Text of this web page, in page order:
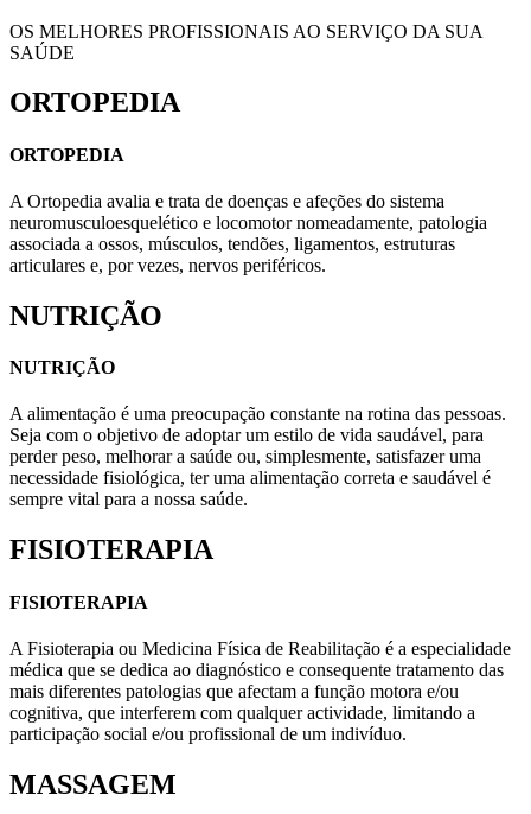
OS MELHORES PROFISSIONAIS AO SERVIÇO DA SUA
SAÚDE
ORTOPEDIA
ORTOPEDIA
A Ortopedia avalia e trata de doenças e afeções do sistema
neuromusculoesquelético e locomotor nomeadamente, patologia
associada a ossos, músculos, tendões, ligamentos, estruturas
articulares e, por vezes, nervos periféricos.
NUTRIÇÃO
NUTRIÇÃO
A alimentação é uma preocupação constante na rotina das pessoas.
Seja com o objetivo de adoptar um estilo de vida saudável, para
perder peso, melhorar a saúde ou, simplesmente, satisfazer uma
necessidade fisiológica, ter uma alimentação correta e saudável é
sempre vital para a nossa saúde.
FISIOTERAPIA
FISIOTERAPIA
A Fisioterapia ou Medicina Física de Reabilitação é a especialidade
médica que se dedica ao diagnóstico e consequente tratamento das
mais diferentes patologias que afectam a função motora e/ou
cognitiva, que interferem com qualquer actividade, limitando a
participação social e/ou profissional de um indivíduo.
MASSAGEM